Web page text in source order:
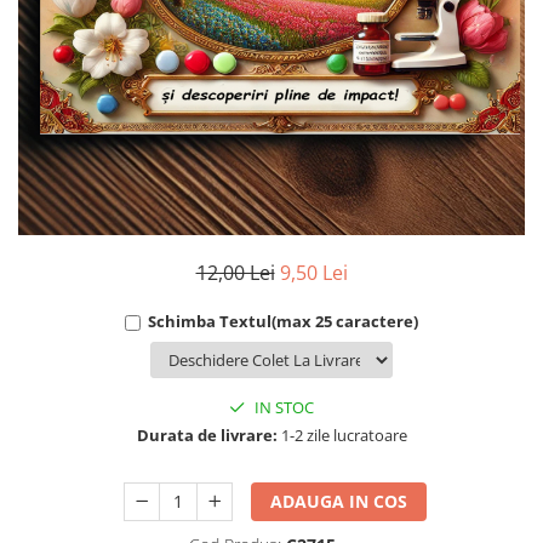
Cadouri Fiu/Fiică
Cadouri Bunici
Cadouri Cumnați
Cadouri Pisici/Câini
Cadouri Meserii&Hobby
Cadouri Apicultori
Cadouri Avocati/Juristi
Cadouri Doctori/Asistente
Cadouri Farmacisti
Cadouri Motociclisti
Cadouri Pescar
12,00 Lei 9,50 Lei
Schimba Textul(max 25 caractere)
IN STOC
Durata de livrare: 1-2 zile lucratoare
ADAUGA IN COS